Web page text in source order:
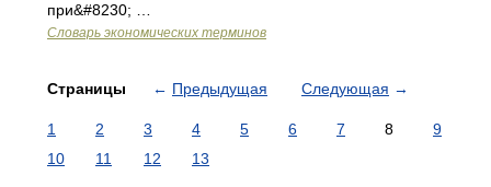
при&#8230; …
Словарь экономических терминов
Страницы ← Предыдущая Следующая →
1 2 3 4 5 6 7 8
9
10
11 12 13